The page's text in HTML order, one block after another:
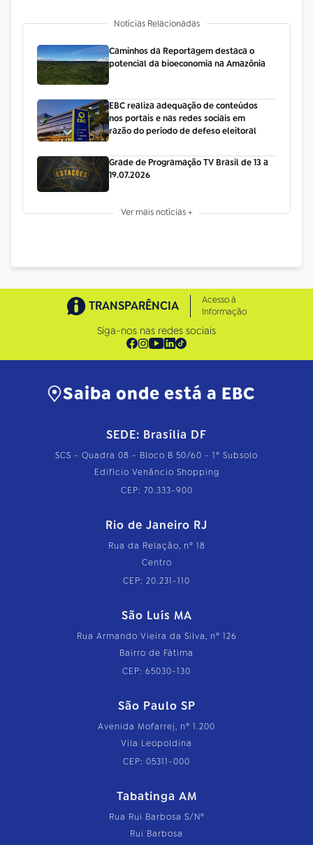
Notícias Relacionadas
Caminhos da Reportagem destaca o
potencial da bioeconomia na Amazônia
EBC realiza adequação de conteúdos
nos portais e nas redes sociais em
razão do período de defeso eleitoral
Grade de Programação TV Brasil de 13 a
19.07.2026
Ver mais notícias +
TRANSPARÊNCIA
Acesso à
Informação
Siga-nos nas redes sociais
Saiba onde está a EBC
SEDE: Brasília DF
SCS - Quadra 08 - Bloco B 50/60 - 1º Subsolo
Edifício Venâncio Shopping
CEP: 70.333-900
Rio de Janeiro RJ
Rua da Relação, nº 18
Centro
CEP: 20.231-110
São Luís MA
Rua Armando Vieira da Silva, nº 126
Bairro de Fátima
CEP: 65030-130
São Paulo SP
Avenida Mofarrej, nº 1.200
Vila Leopoldina
CEP: 05311-000
Tabatinga AM
Rua Rui Barbosa S/Nº
Rui Barbosa